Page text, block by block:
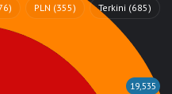
PLN (355) Terkini (685)
19,535